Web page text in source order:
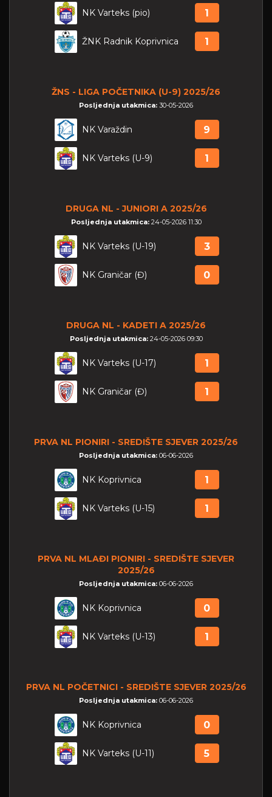
NK Varteks (pio) 1
ŽNK Radnik Koprivnica 1
ŽNS - LIGA POČETNIKA (U-9) 2025/26
Posljednja utakmica: 30-05-2026
NK Varaždin 9
NK Varteks (U-9) 1
DRUGA NL - JUNIORI A 2025/26
Posljednja utakmica: 24-05-2026 11:30
NK Varteks (U-19) 3
NK Graničar (Đ) 0
DRUGA NL - KADETI A 2025/26
Posljednja utakmica: 24-05-2026 09:30
NK Varteks (U-17) 1
NK Graničar (Đ) 1
PRVA NL PIONIRI - SREDIŠTE SJEVER 2025/26
Posljednja utakmica: 06-06-2026
NK Koprivnica 1
NK Varteks (U-15) 1
PRVA NL MLAĐI PIONIRI - SREDIŠTE SJEVER
2025/26
Posljednja utakmica: 06-06-2026
NK Koprivnica 0
NK Varteks (U-13) 1
PRVA NL POČETNICI - SREDIŠTE SJEVER 2025/26
Posljednja utakmica: 06-06-2026
NK Koprivnica 0
NK Varteks (U-11) 5